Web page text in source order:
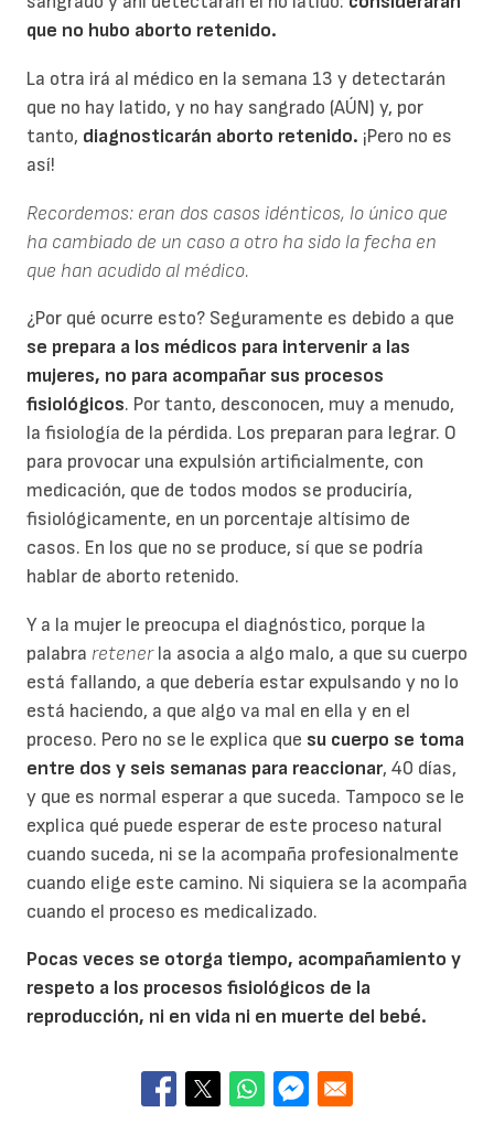
que no hubo aborto retenido.
La otra irá al médico en la semana 13 y detectarán
que no hay latido, y no hay sangrado (AÚN) y, por
tanto, diagnosticarán aborto retenido. ¡Pero no es
así!
Recordemos: eran dos casos idénticos, lo único que
ha cambiado de un caso a otro ha sido la fecha en
que han acudido al médico.
¿Por qué ocurre esto? Seguramente es debido a que
se prepara a los médicos para intervenir a las
mujeres, no para acompañar sus procesos
fisiológicos. Por tanto, desconocen, muy a menudo,
la fisiología de la pérdida. Los preparan para legrar. O
para provocar una expulsión artificialmente, con
medicación, que de todos modos se produciría,
fisiológicamente, en un porcentaje altísimo de
casos. En los que no se produce, sí que se podría
hablar de aborto retenido.
Y a la mujer le preocupa el diagnóstico, porque la
palabra retenerla asocia a algo malo, a que su cuerpo
está fallando, a que debería estar expulsando y no lo
está haciendo, a que algo va mal en ella y en el
proceso. Pero no se le explica que su cuerpo se toma
entre dos y seis semanas para reaccionar, 40 días,
y que es normal esperar a que suceda. Tampoco se le
explica qué puede esperar de este proceso natural
cuando suceda, ni se la acompaña profesionalmente
cuando elige este camino. Ni siquiera se la acompaña
cuando el proceso es medicalizado.
Pocas veces se otorga tiempo, acompañamiento y
respeto a los procesos fisiológicos de la
reproducción, ni en vida ni en muerte del bebé.